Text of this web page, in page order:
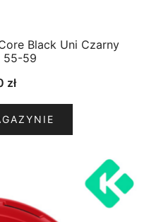
Black Uni Czarny
55-59
zł